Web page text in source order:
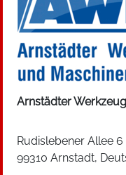
Branchen
Schalter
und
Steuerkreis ein
und zieht den
Strom zu den
Durch die
Strom zur
Arnstädter
Rudislebener Allee 6
99310 Arnstadt,